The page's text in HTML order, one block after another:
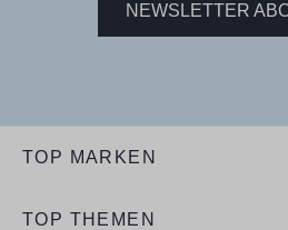
NEWSLETTER
TOP MARKEN
TOP THEMEN